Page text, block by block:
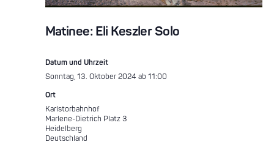
Matinee: Eli Keszler Solo
Datum und Uhrzeit
Sonntag, 13. Oktober 2024 ab 11:00
Ort
Karlstorbahnhof
Marlene-Dietrich Platz 3
Heidelberg
Deutschland